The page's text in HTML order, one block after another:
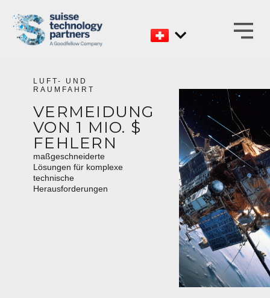
Zum
Inhalt
LUFT- UND
RAUMFAHRT
VERMEIDUNG
VON 1 MIO. $
FEHLERN
maßgeschneiderte
Lösungen für komplexe
technische
Herausforderungen